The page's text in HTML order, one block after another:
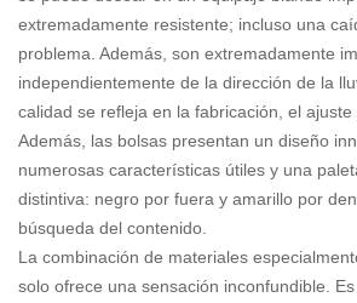
extremadamente resistente; incluso una
problema. Además, son extremadamente
independientemente de la dirección de la
calidad se refleja en la fabricación, el ajuste
Además, las bolsas presentan un diseño
numerosas características útiles y una
distintiva: negro por fuera y amarillo por
búsqueda del contenido.
La combinación de materiales
solo ofrece una sensación inconfundible.